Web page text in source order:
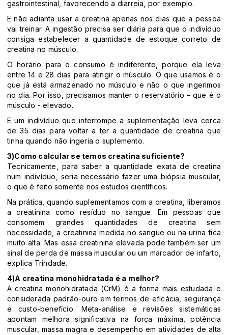
gastrointestinal, favorecendo a diarreia, por exemplo.
E não adianta usar a creatina apenas nos dias que a pessoa
vai treinar. A ingestão precisa ser diária para que o indivíduo
consiga estabelecer a quantidade de estoque correto de
creatina no músculo.
O horário para o consumo é indiferente, porque ela leva
entre 14 e 28 dias para atingir o músculo. O que usamos é o
que já está armazenado no músculo e não o que ingerimos
no dia. Por isso, precisamos manter o reservatório – que é o
músculo - elevado.
E um indivíduo que interrompe a suplementação leva cerca
de 35 dias para voltar a ter a quantidade de creatina que
tinha quando não ingeria o suplemento.
3)Como calcular se temos creatina suficiente?
Tecnicamente, para saber a quantidade exata de creatina
num indivíduo, seria necessário fazer uma biópsia muscular,
o que é feito somente nos estudos científicos.
Na prática, quando suplementamos com a creatina, liberamos
a creatinina como resíduo no sangue. Em pessoas que
consomem grandes quantidades de creatina sem
necessidade, a creatinina medida no sangue ou na urina fica
muito alta. Mas essa creatinina elevada pode também ser um
sinal de perda de massa muscular ou um marcador de infarto,
explica Trindade.
4)A creatina monohidratada é a melhor?
A creatina monohidratada (CrM) é a forma mais estudada e
considerada padrão-ouro em termos de eficácia, segurança
e custo-benefício. Meta-análise e revisões sistemáticas
apontam melhora significativa na força máxima, potência
muscular, massa magra e desempenho em atividades de alta